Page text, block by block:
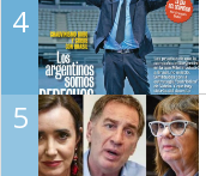
4
5